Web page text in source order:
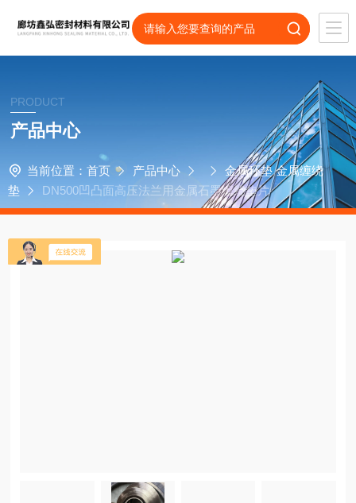
PRODUCT
产品中心
当前位置： 首页 产品中心
金属环垫 金属缠绕
垫
DN500凹凸面高压法兰用金属石墨缠绕垫片